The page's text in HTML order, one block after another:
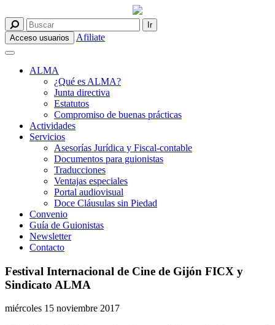
Acceso usuarios Afiliate
ALMA
¿Qué es ALMA?
Junta directiva
Estatutos
Compromiso de buenas prácticas
Actividades
Servicios
Asesorías Jurídica y Fiscal-contable
Documentos para guionistas
Traducciones
Ventajas especiales
Portal audiovisual
Doce Cláusulas sin Piedad
Convenio
Guía de Guionistas
Newsletter
Contacto
Festival Internacional de Cine de Gijón FICX y
Sindicato ALMA
miércoles 15 noviembre 2017